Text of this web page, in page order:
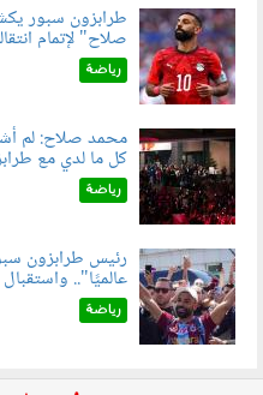
050801.jpg
طرابزون سبور
صلاح" لإتمام
رياضة
060802.jpg
محمد صلاح: لم
كل ما لدي مع
رياضة
060803.jpg
رئيس طرابزون
عالميًا"..
رياضة